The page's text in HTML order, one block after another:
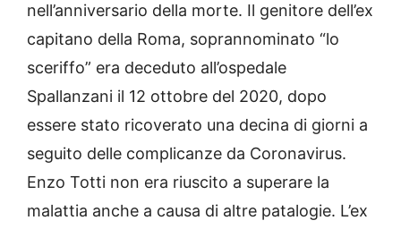
nell’anniversario della morte. Il genitore dell’ex
capitano della Roma, soprannominato “lo
sceriffo” era deceduto all’ospedale
Spallanzani il 12 ottobre del 2020, dopo
essere stato ricoverato una decina di giorni a
seguito delle complicanze da Coronavirus.
Enzo Totti non era riuscito a superare la
malattia anche a causa di altre patalogie. L’ex